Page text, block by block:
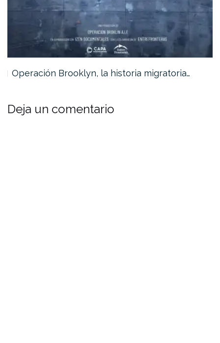
Operación Brooklyn, la historia migratoria…
Deja un comentario